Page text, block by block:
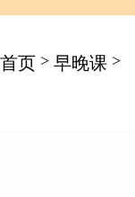
首页 > 早晚课 >